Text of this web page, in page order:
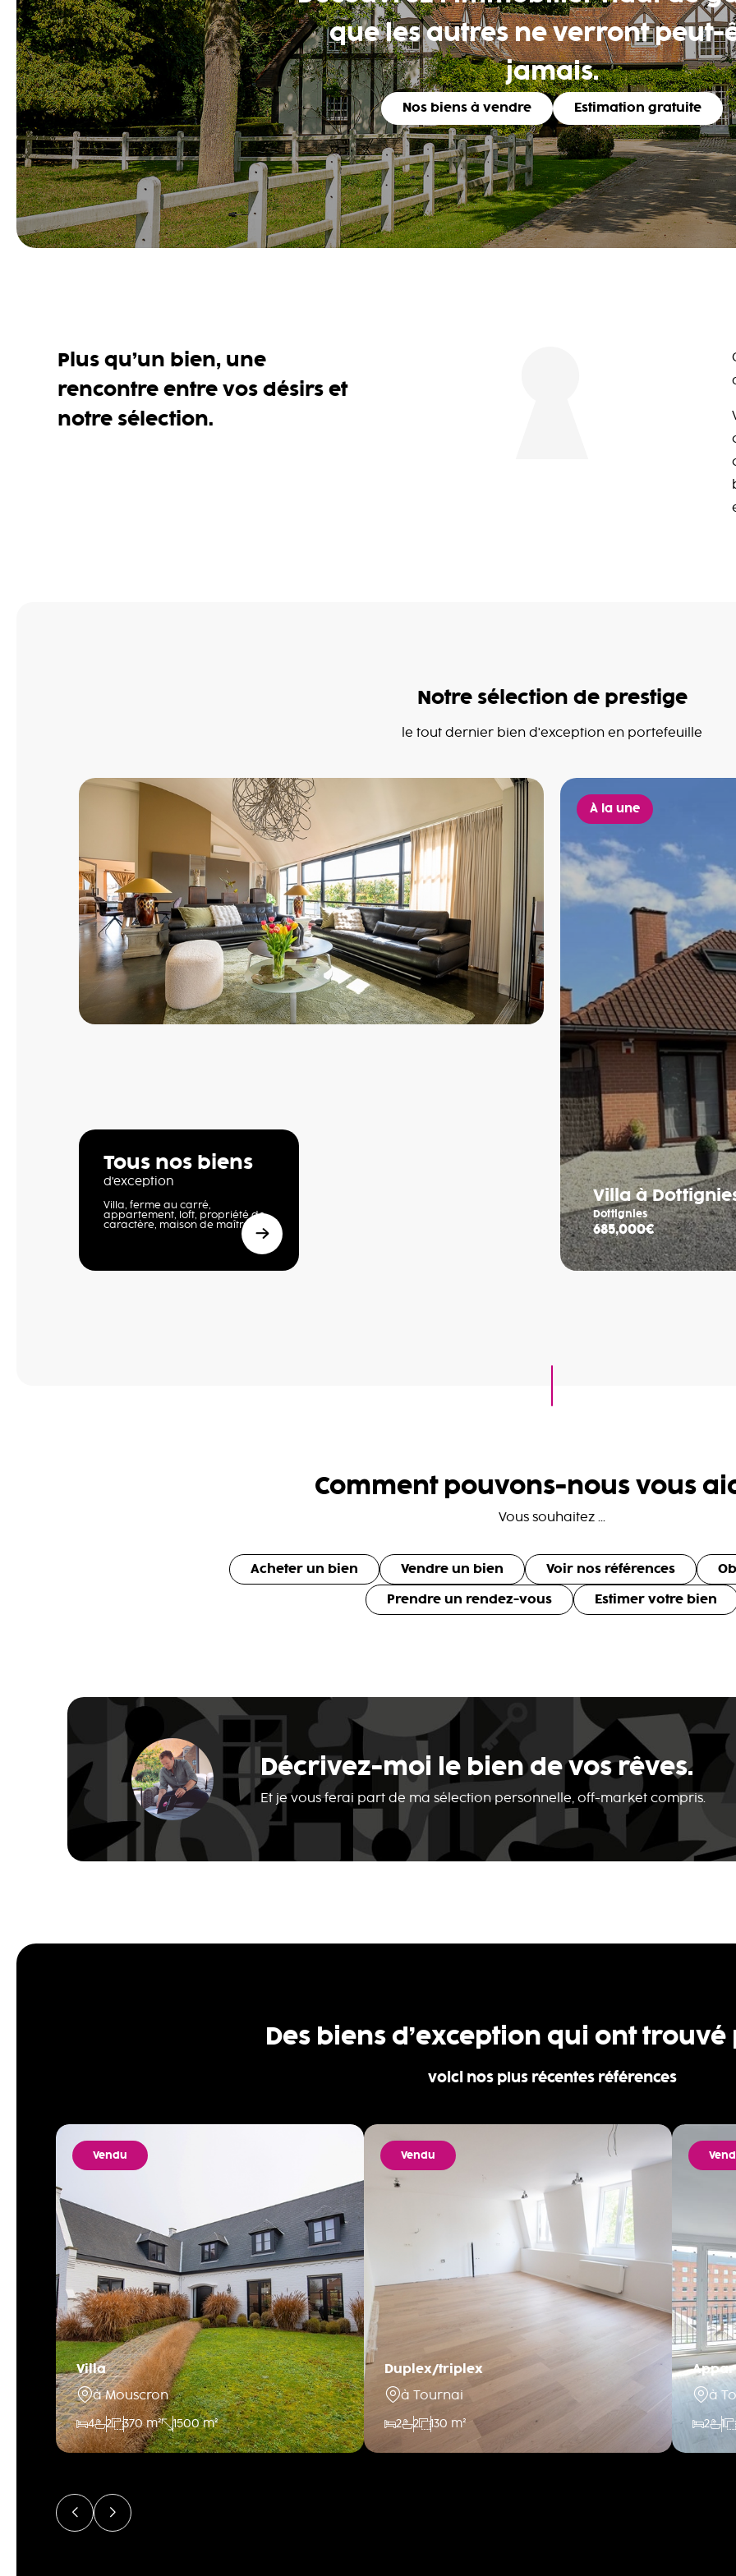
que les autres ne verront peut-
jamais.
Nos biens à vendre Estimation gratuite
Plus qu’un bien, une
rencontre entre vos désirs et
notre sélection.
Notre sélection de prestige
le tout dernier bien d'exception en portefeuille
Tous nos biens
d'exception
Villa, ferme au carré,
appartement, loft, propriété de
caractère, maison de maître,…
À la une
Villa à
Dottignies
685,000€
Comment pouvons-nous vous
Vous souhaitez ...
Acheter un bien Vendre un bien Voir nos références
Prendre un rendez-vous Estimer votre bien
Décrivez-moi le bien de vos rêves.
Et je vous ferai part de ma sélection personnelle, off-market compris.
Des biens d’exception qui ont
voici nos plus récentes références
Vendu
Villa
à Mouscron
4 2 370 m² 1500 m²
Vendu
Duplex/triplex
à Tournai
2 2 130 m²
à
2 1